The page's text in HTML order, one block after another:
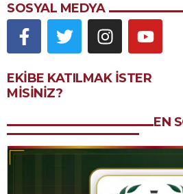
SOSYAL MEDYA
EKIBE KATILMAK ISTER
MISINIZ?
EN